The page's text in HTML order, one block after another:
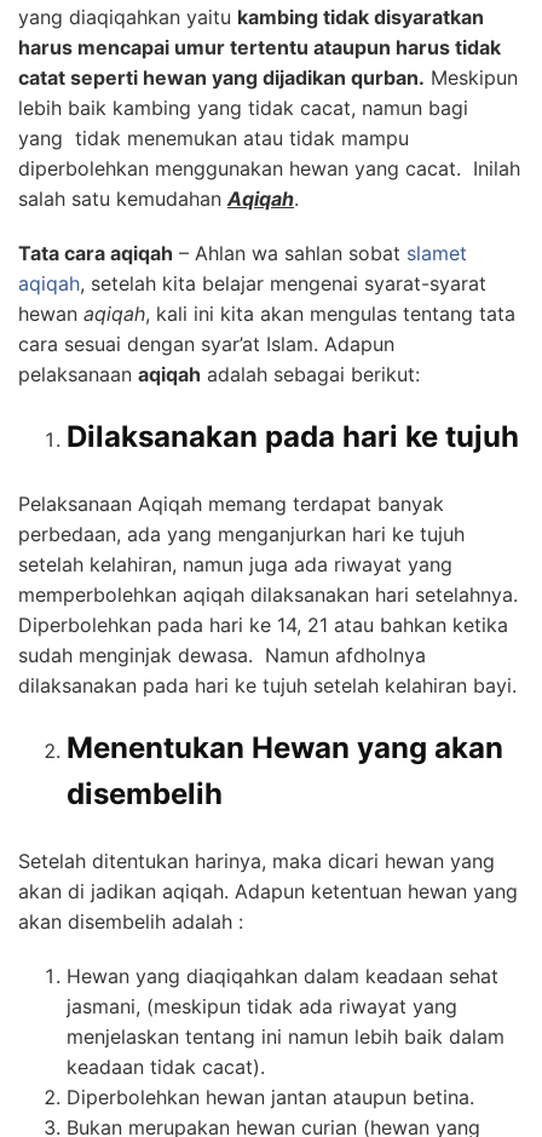
yang diaqiqahkan yaitu kambing tidak disyaratkan
harus mencapai umur tertentu ataupun harus tidak
catat seperti hewan yang dijadikan qurban. Meskipun
lebih baik kambing yang tidak cacat, namun bagi
yang tidak menemukan atau tidak mampu
diperbolehkan menggunakan hewan yang cacat. Inilah
salah satu kemudahan Aqiqah.
Tata cara aqiqah – Ahlan wa sahlan sobat slamet
aqiqah, setelah kita belajar mengenai syarat-syarat
hewan aqiqah, kali ini kita akan mengulas tentang tata
cara sesuai dengan syar’at Islam. Adapun
pelaksanaan aqiqah adalah sebagai berikut:
Dilaksanakan pada hari ke tujuh
Pelaksanaan Aqiqah memang terdapat banyak
perbedaan, ada yang menganjurkan hari ke tujuh
setelah kelahiran, namun juga ada riwayat yang
memperbolehkan aqiqah dilaksanakan hari setelahnya.
Diperbolehkan pada hari ke 14, 21 atau bahkan ketika
sudah menginjak dewasa. Namun afdholnya
dilaksanakan pada hari ke tujuh setelah kelahiran bayi.
Menentukan Hewan yang akan
disembelih
Setelah ditentukan harinya, maka dicari hewan yang
akan di jadikan aqiqah. Adapun ketentuan hewan yang
akan disembelih adalah :
Hewan yang diaqiqahkan dalam keadaan sehat
jasmani, (meskipun tidak ada riwayat yang
menjelaskan tentang ini namun lebih baik dalam
keadaan tidak cacat).
Diperbolehkan hewan jantan ataupun betina.
Bukan merupakan hewan curian (hewan yang